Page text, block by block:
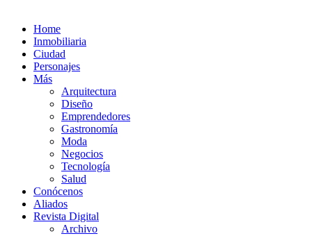
Home
Inmobiliaria
Ciudad
Personajes
Más
Arquitectura
Diseño
Emprendedores
Gastronomía
Moda
Negocios
Tecnología
Salud
Conócenos
Aliados
Revista Digital
Archivo